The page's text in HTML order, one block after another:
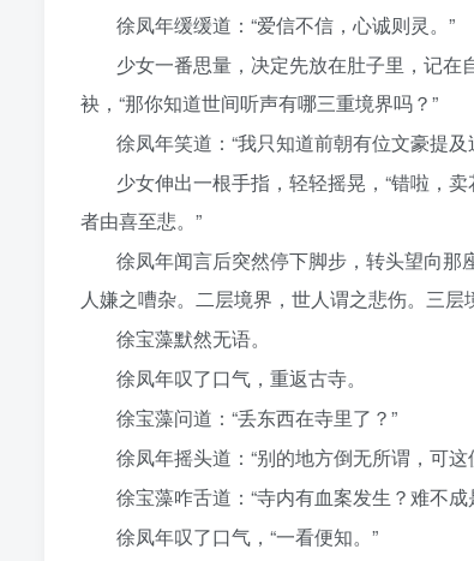
徐凤年缓缓道：“爱信不信，心诚则灵。”
少女一番思量，决定先放在肚子里，记
袂，“那你知道世间听声有哪三重境界吗？”
徐凤年笑道：“我只知道前朝有位文豪提
少女伸出一根手指，轻轻摇晃，“错啦，
者由喜至悲。”
徐凤年闻言后突然停下脚步，转头望向那
人嫌之嘈杂。二层境界，世人谓之悲伤。三
徐宝藻默然无语。
徐凤年叹了口气，重返古寺。
徐宝藻问道：“丢东西在寺里了？”
徐凤年摇头道：“别的地方倒无所谓，可
徐宝藻咋舌道：“寺内有血案发生？难不
徐凤年叹了口气，“一看便知。”